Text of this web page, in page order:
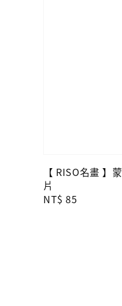
【 RISO名畫 】
片
Regular
NT$ 85